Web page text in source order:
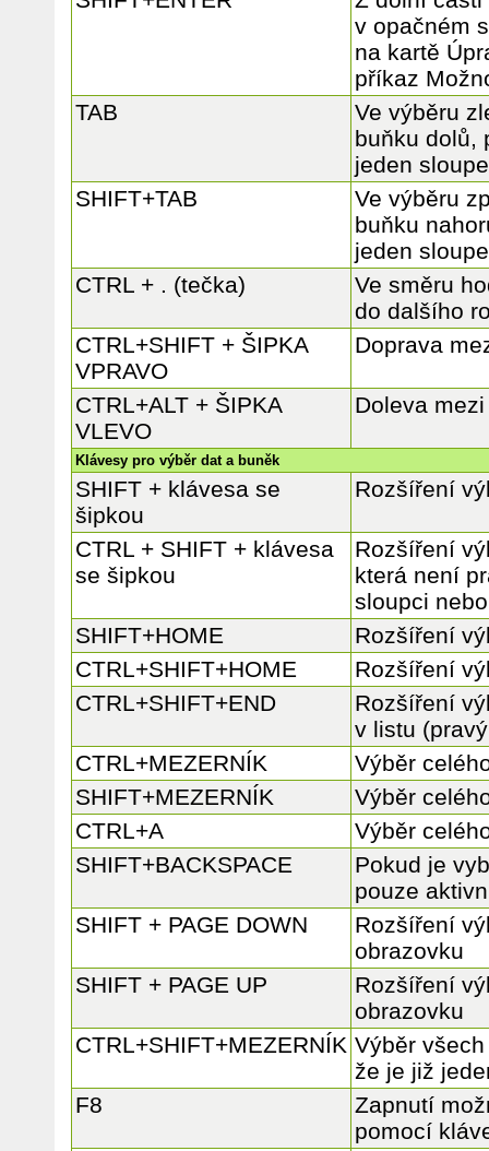
v opačném
na kartě
příkaz
TAB
Ve výběru
buňku dolů,
jeden
SHIFT+TAB
Ve výběru
buňku
jeden
CTRL + . (tečka)
Ve směru
do dalšího
CTRL+SHIFT + ŠIPKA
VPRAVO
Doprava
CTRL+ALT + ŠIPKA
VLEVO
Doleva
Klávesy pro výběr dat a buněk
SHIFT + klávesa se
šipkou
Rozšíření
CTRL + SHIFT + klávesa
se šipkou
Rozšíření
která není
sloupci
SHIFT+HOME
Rozšíření
CTRL+SHIFT+HOME
Rozšíření
CTRL+SHIFT+END
Rozšíření
v listu
CTRL+MEZERNÍK
Výběr
SHIFT+MEZERNÍK
Výběr
CTRL+A
Výběr
SHIFT+BACKSPACE
Pokud je
pouze
SHIFT + PAGE DOWN
Rozšíření
obrazovku
SHIFT + PAGE UP
Rozšíření
obrazovku
CTRL+SHIFT+MEZERNÍK Výběr
že je již
F8
Zapnutí
pomocí